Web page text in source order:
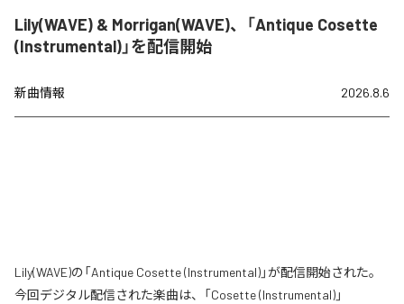
Lily(WAVE) & Morrigan(WAVE)、「Antique Cosette
(Instrumental)」を配信開始
新曲情報 2026.8.6
Lily(WAVE)の「Antique Cosette (Instrumental)」が配信開始された。
今回デジタル配信された楽曲は、「Cosette (Instrumental)」